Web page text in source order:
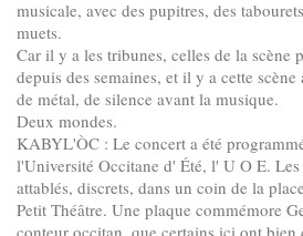
musicale, avec des pupitres, des
muets.
Car il y a les tribunes, celles de la scène
depuis des semaines, et il y a cette
de métal, de silence avant la musique.
Deux mondes.
KABYL'ÒC : Le concert a été
l'Université Occitane d' Été, l' U O E.
attablés, discrets, dans un coin de la
Petit Théâtre. Une plaque commémore
conteur occitan, que certains ici ont bien